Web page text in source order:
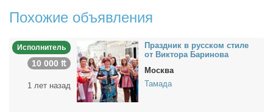
Похожие объявления
Исполнитель
10 000 ₶
1 лет назад
Празд­ник в рус­ском сти­ле
от Вик­то­ра Ба­ри­но­ва
Москва
Тамада